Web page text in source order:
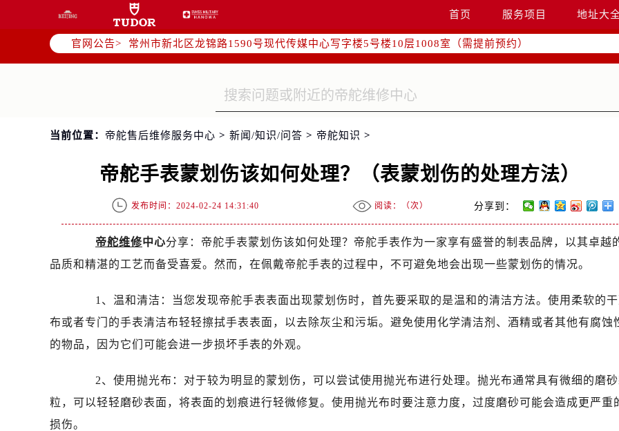
首页 服务项目 地址大
官网公告>
上海市黄浦区南京东路299号宏伊国际广场写字楼8层806室（需提前预约）
南京市秦淮区中山南路1号（新街口）南京中心写字楼22层C1-1室（需提前预约）
常州市新北区龙锦路1590号现代传媒中心写字楼5号楼10层1008室（需提前预约）
徐州市鼓楼区淮海东路29号苏宁广场IFC国际金融中心写字楼35层3508室（需提前预约）
盐城市盐都区世纪大道5号盐城金融城写字楼1号楼16层1604室（需提前预约）
宁波市江北区大闸南路500号来福士广场办公楼20层2009室（需提前预约）
金华市金东区东市南街777号金华万达广场写字楼4号楼22层2209室（需提前预约）
绍兴市越城区胜利东路379号世茂天际中心写字楼8层805室（需提前预约）
南昌市红谷滩新区红谷中大道998号绿地双子塔（中央广场）A1座办公楼14层07室（需提前预约）
济南市历下区经十路11111号华润中心写字楼（万象城）15层1508室（需提前预约）
广州市越秀区环市东路371-375号世界贸易中心大厦南塔写字楼15层07室（需提前预约）
深圳市罗湖区深南东路5001号华润大厦写字楼17层1701室（需提前预约）
厦门市思明区湖滨东路95号华润大厦写字楼B座11层1104室（需提前预约）
福州市鼓楼区五四路128-1号恒力城写字楼15层03室（需提前预约）
重庆市江北区观音桥步行街2号融恒时代广场写字楼9层902室（需提前预约）
当前位置： 帝舵售后维修服务中心 > 新闻/知识/问答 > 帝舵知识 >
帝舵手表蒙划伤该如何处理？（表蒙划伤的处理方法）
发布时间：2024-02-24 14:31:40 阅读：（次） 分享到：
帝舵维修中心分享：帝舵手表蒙划伤该如何处理？帝舵手表作为一家享有盛誉的制表品牌，以其卓越
品质和精湛的工艺而备受喜爱。然而，在佩戴帝舵手表的过程中，不可避免地会出现一些蒙划伤的情况。
1、温和清洁：当您发现帝舵手表表面出现蒙划伤时，首先要采取的是温和的清洁方法。使用柔软的
布或者专门的手表清洁布轻轻擦拭手表表面，以去除灰尘和污垢。避免使用化学清洁剂、酒精或者其他有腐蚀
的物品，因为它们可能会进一步损坏手表的外观。
2、使用抛光布：对于较为明显的蒙划伤，可以尝试使用抛光布进行处理。抛光布通常具有微细的磨砂
粒，可以轻轻磨砂表面，将表面的划痕进行轻微修复。使用抛光布时要注意力度，过度磨砂可能会造成更严重
损伤。